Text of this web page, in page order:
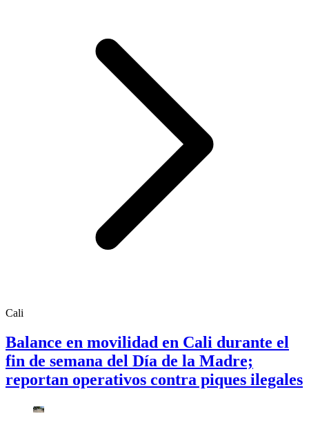
Cali
Balance en movilidad en Cali durante el
fin de semana del Día de la Madre;
reportan operativos contra piques ilegales